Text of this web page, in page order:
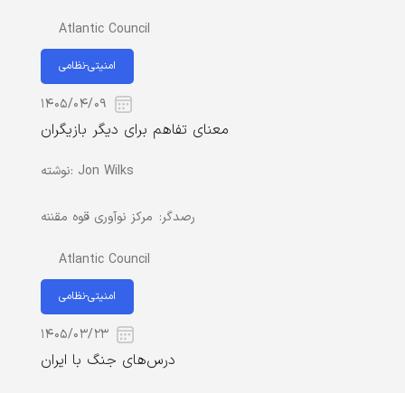
Atlantic Council
امنیتی-نظامی
۱۴۰۵/۰۴/۰۹
معنای تفاهم برای دیگر بازیگران
نوشته: Jon Wilks
رصدگر: مرکز نوآوری قوه مقننه
Atlantic Council
امنیتی-نظامی
۱۴۰۵/۰۳/۲۳
درس‌های جنگ با ایران